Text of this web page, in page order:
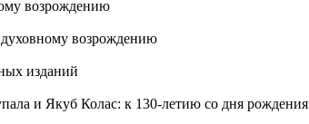
возрождению
возрождению
изданий
и Якуб Колас: к 130-летию со дня рождения